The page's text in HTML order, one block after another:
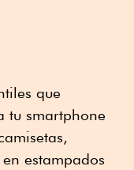
que
tu smartphone
estampados